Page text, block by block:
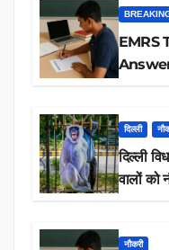
EMRS
Answer
दिल्ली
दिल्ली
नौकरी